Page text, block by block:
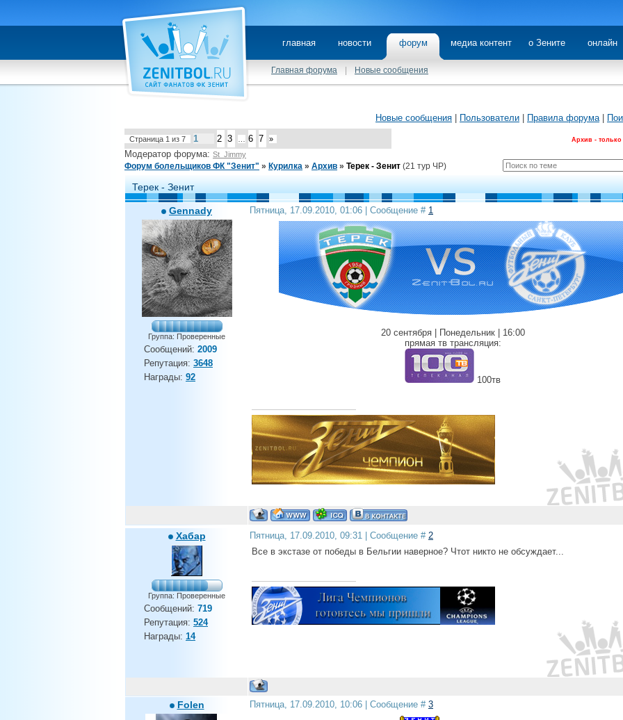
главная новости форум медиа контент о Зените онлайн
Главная форума Новые сообщения
Новые сообщения Пользователи Правила форума|
Страница 1 из 7 1 2 3 6 7 » Архив - только
Модератор форума: St_Jimmy
Форум болельщиков ФК "Зенит" » Курилка » Архив » Терек - Зенит (21 тур ЧР)
Терек - Зенит
Gennady
Группа: Проверенные
Сообщений: 2009
Репутация: 3648
Награды: 92
Пятница, 17.09.2010, 01:06 | Сообщение # 1
20 сентября | Понедельник | 16:00
прямая тв трансляция:
100тв
Хабар
Группа: Проверенные
Сообщений: 719
Репутация: 524
Награды: 14
Пятница, 17.09.2010, 09:31 | Сообщение # 2
Все в экстазе от победы в Бельгии наверное? Чтот никто не обсуждает...
Folen Пятница, 17.09.2010, 10:06 | Сообщение # 3